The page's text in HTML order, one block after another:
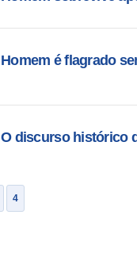
Homem é flagrado
O discurso histórico
4